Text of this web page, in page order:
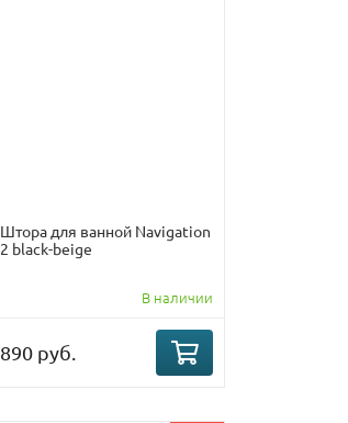
Штора для ванной Navigation
2 black-beige
В наличии
890 руб.